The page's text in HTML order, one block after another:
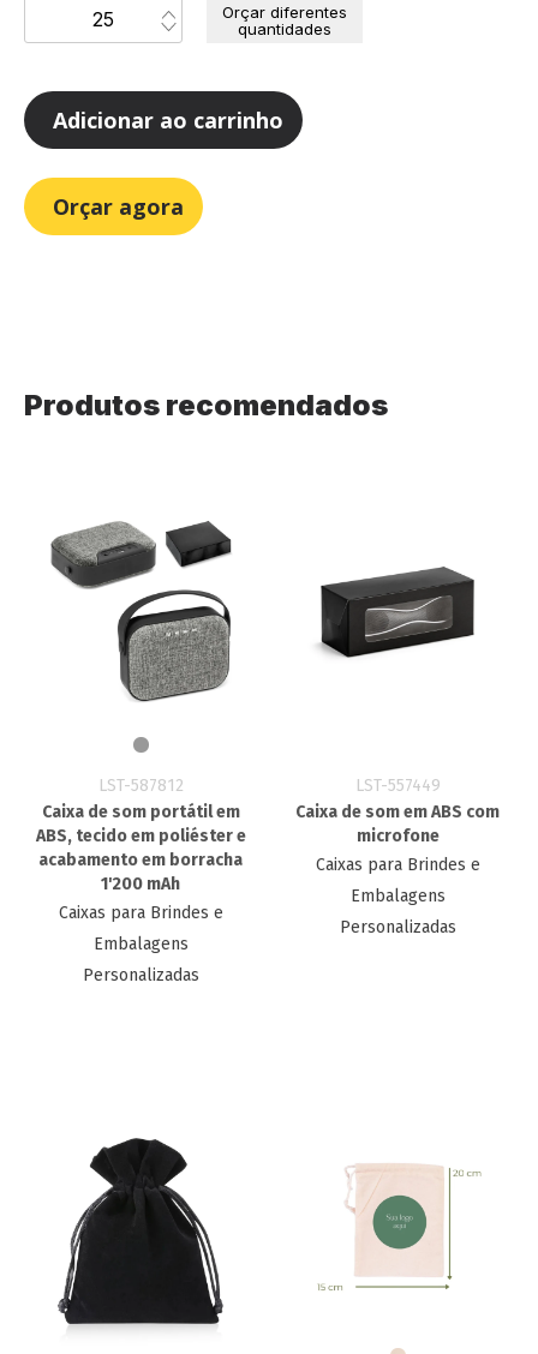
Orçar diferentes
quantidades
Adicionar ao carrinho
Orçar agora
Produtos recomendados
LST-587812
Caixa de som portátil em
ABS, tecido em poliéster e
acabamento em borracha
1'200 mAh
Caixas para Brindes e
Embalagens
Personalizadas
LST-557449
Caixa de som em ABS com
microfone
Caixas para Brindes e
Embalagens
Personalizadas